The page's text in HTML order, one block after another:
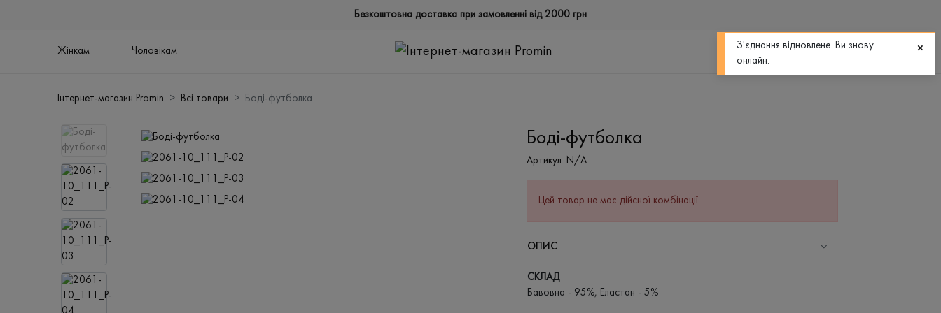
Безкоштовна доставка при замовленні від 2000 грн
Жінкам Чоловікам
0
Інтернет-магазин Promin Всі товари Боді-футболка
Боді-футболка
Артикул: N/A
Цей товар не має дійсної комбінації.
ОПИС
СКЛАД
Бавовна - 95%, Еластан - 5%
З'єднання відновлене. Ви знову
онлайн.